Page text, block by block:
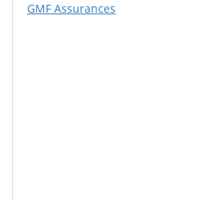
GMF Assurances